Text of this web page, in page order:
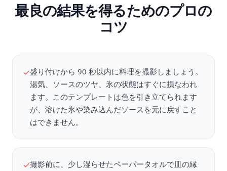
最良の結果を得るためのプロの
コツ
✓盛り付けから 90 秒以内に料理を撮影しましょう。
湯気、ソースのツヤ、氷の状態はすぐに損なわれ
ます。このテンプレートは色を引き立てられます
が、溶けた氷や染み込んだソースを元に戻すこと
はできません。
✓撮影前に、少し湿らせたペーパータオルで皿の縁